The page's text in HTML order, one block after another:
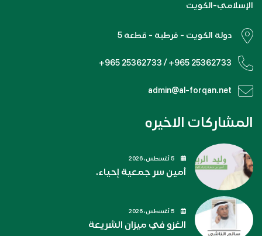
الإسلامي-الكويت
دولة الكويت - قرطبة - قطعة 5
+965 25362733 / +965 25362733
admin@al-forqan.net
المشاركات الاخيره
أمين سر جمعية إحياء.
الغزو في ميزان الشريعة